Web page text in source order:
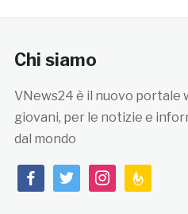
Chi siamo
VNews24 è il nuovo portale
giovani, per le notizie e
dal mondo
facebooktwitterinstagramfeedburner